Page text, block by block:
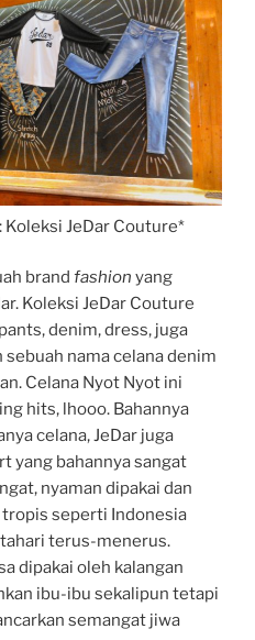
JeDar Couture*
brand fashion yang
Koleksi JeDar Couture
denim, dress, juga
nama celana denim
Celana Nyot Nyot ini
hits, lhooo. Bahannya
celana, JeDar juga
yang bahannya sangat
nyaman dipakai dan
seperti Indonesia
terus-menerus.
dipakai oleh kalangan
ibu-ibu sekalipun tetapi
semangat jiwa